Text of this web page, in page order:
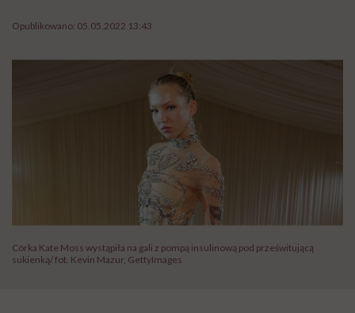
Opublikowano: 05.05.2022 13:43
Córka Kate Moss wystąpiła na gali z pompą insulinową pod prześwitującą
sukienką/ fot. Kevin Mazur, GettyImages